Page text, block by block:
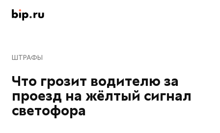
ШТРАФЫ
Что грозит водителю за
проезд на жёлтый сигнал
светофора